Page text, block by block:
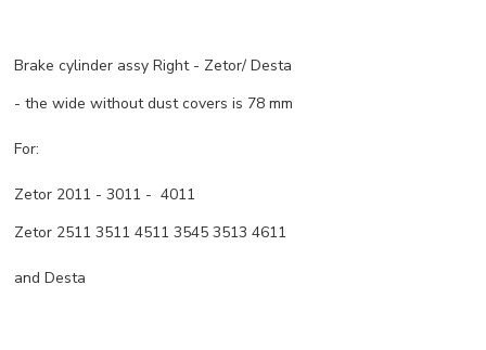
Brake cylinder assy Right - Zetor/ Desta
- the wide without dust covers is 78 mm
For:
Zetor 2011 - 3011 - 4011
Zetor 2511 3511 4511 3545 3513 4611
and Desta